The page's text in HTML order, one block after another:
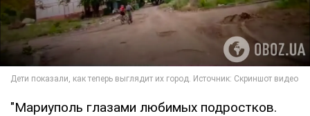
"Мариуполь глазами любимых подростков.